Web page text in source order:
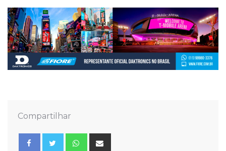
Compartilhar
Whatsapp